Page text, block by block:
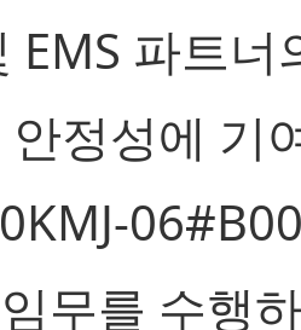
EMS 파트너
안정성에 기
무를 수행